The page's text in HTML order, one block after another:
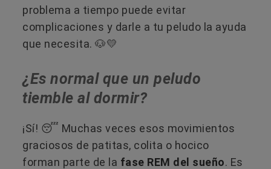
problema a tiempo puede evitar
complicaciones y darle a tu peludo la ayuda
que necesita. 🐶💛
¿Es normal que un peludo
tiemble al dormir?
¡Sí! 😴 Muchas veces esos movimientos
graciosos de patitas, colita o hocico
forman parte de la fase REM del sueño. Es